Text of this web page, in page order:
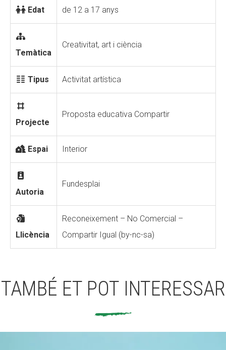
Edat de 12 a 17 anys
Temàtica
Creativitat, art i ciència
Tipus Activitat artística
Projecte
Proposta educativa Compartir
Espai Interior
Autoria
Fundesplai
Llicència
Reconeixement – No Comercial –
Compartir Igual (by-nc-sa)
TAMBÉ ET POT INTERESSAR